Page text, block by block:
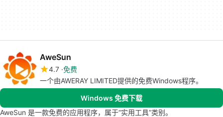
AweSun
4.7 免费
一个由AWERAY LIMITED提供的免费Windows程序。
Windows 免费下载
AweSun 是一款免费的应用程序，属于“实用工具”类别。